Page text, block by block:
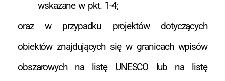
wskazane w pkt. 1-4;
oraz w przypadku projektów dotyczących
obiektów znajdujących się w granicach wpisów
obszarowych na listę UNESCO lub na listę